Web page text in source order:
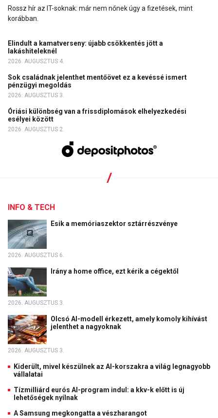
Rossz hír az IT-soknak: már nem nőnek úgy a fizetések, mint
korábban.
Elindult a kamatverseny: újabb csökkentés jött a
lakáshiteleknél
2026. AUGUSZTUS 4.
Sok családnak jelenthet mentőövet ez a kevéssé ismert
pénzügyi megoldás
2026. AUGUSZTUS 3.
Óriási különbség van a frissdiplomások elhelyezkedési
esélyei között
2026. AUGUSZTUS 2.
INFO & TECH
Esik a memóriaszektor sztárrészvénye
2026. AUGUSZTUS 6.
Irány a home office, ezt kérik a cégektől
2026. AUGUSZTUS 3.
Olcsó AI-modell érkezett, amely komoly kihívást
jelenthet a nagyoknak
2026. AUGUSZTUS 3.
Kiderült, mivel készülnek az AI-korszakra a világ legnagyobb
vállalatai
Tízmilliárd eurós AI-program indul: a kkv-k előtt is új
lehetőségek nyílnak
A Samsung megkongatta a vészharangot